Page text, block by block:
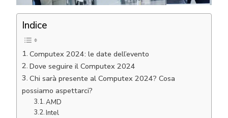
Indice
Computex 2024: le date dell’evento
Dove seguire il Computex 2024
Chi sarà presente al Computex 2024? Cosa
possiamo aspettarci?
AMD
Intel